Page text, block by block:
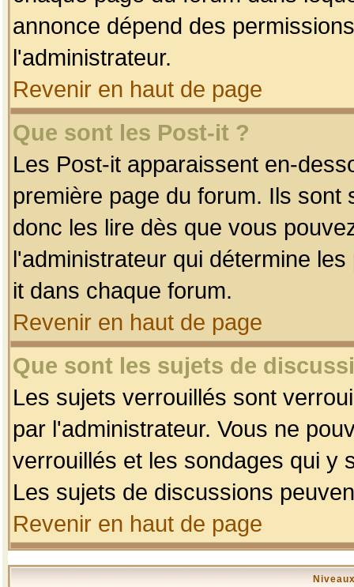
annonce dépend des
l'administrateur.
Revenir en haut de page
Que sont les Post-it ?
Les Post-it apparaissent en-
première page du forum. Ils
donc les lire dès que vous
l'administrateur qui détermine
it dans chaque forum.
Revenir en haut de page
Que sont les sujets de
Les sujets verrouillés sont
par l'administrateur. Vous ne
verrouillés et les sondages qui y
Les sujets de discussions
Revenir en haut de page